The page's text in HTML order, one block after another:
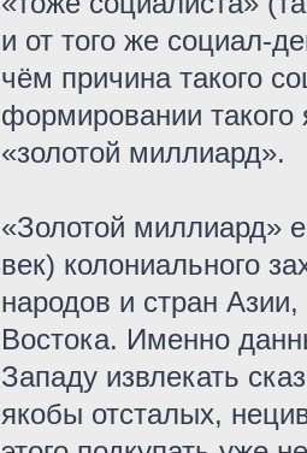
и от того же социал-
чём причина такого
формировании такого
«золотой миллиард».
«Золотой миллиард»
век) колониального
народов и стран
Востока. Именно
Западу извлекать
якобы отсталых,